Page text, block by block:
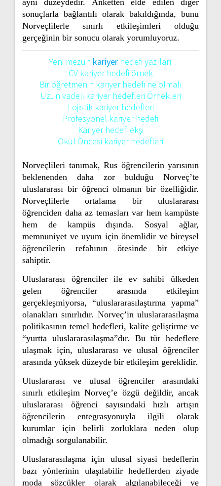
aynı düzeydedir. Anketten elde edilen diğer
sonuçlarla bağlantılı olarak bakıldığında, bunu
Norveçlilerle sınırlı etkileşimleri olduğu
gerçeğinin bir sonucu olarak yorumluyoruz.
Yeni mezun kariyer hedefi yazıları
CV kariyer hedefi örnek
Bir öğretmenin kariyer hedefi ne olmalı
Uzun vadeli kariyer hedefleri Örnekleri
Lojistik kariyer hedefleri
Profesyonel kariyer hedefi
Kariyer hedefi ekşi
Okul Öncesi kariyer hedefleri
Norveçlileri tanımak, Rus öğrencilerin yarısının
beklenenden daha zor bulduğu Norveç’te
uluslararası bir öğrenci olmanın bir özelliğidir.
Norveçlilerle ortalama bir uluslararası
öğrenciden daha az temasları var hem kampüste
hem de kampüs dışında. Sosyal ağlar,
memnuniyet ve uyum için önemlidir ve bireysel
öğrencilerin refahının ötesinde bir etkiye
sahiptir.
Uluslararası öğrenciler ile ev sahibi ülkeden
gelen öğrenciler arasında etkileşim
gerçekleşmiyorsa, “uluslararasılaştırma yapma”
olanakları sınırlıdır. Norveç’in uluslararasılaşma
politikasının temel hedefleri, kalite geliştirme ve
“yurtta uluslararasılaşma”dır. Bu tür hedeflere
ulaşmak için, uluslararası ve ulusal öğrenciler
arasında yüksek düzeyde bir etkileşim gereklidir.
Uluslararası ve ulusal öğrenciler arasındaki
sınırlı etkileşim Norveç’e özgü değildir, ancak
uluslararası öğrenci sayısındaki hızlı artışın
öğrencilerin entegrasyonuyla ilgili olarak
kurumlar için belirli zorluklara neden olup
olmadığı sorgulanabilir.
Uluslararasılaşma için ulusal siyasi hedeflerin
bazı yönlerinin ulaşılabilir hedeflerden ziyade
moda sözcükler olarak algılanabileceği ve